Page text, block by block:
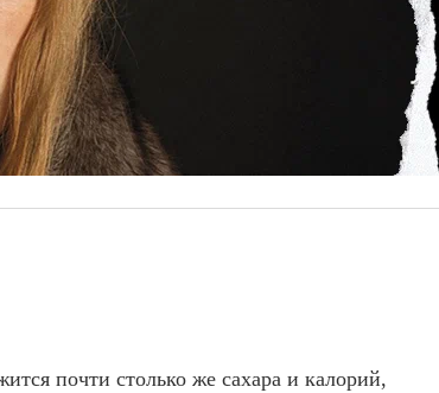
почти столько же сахара и калорий,